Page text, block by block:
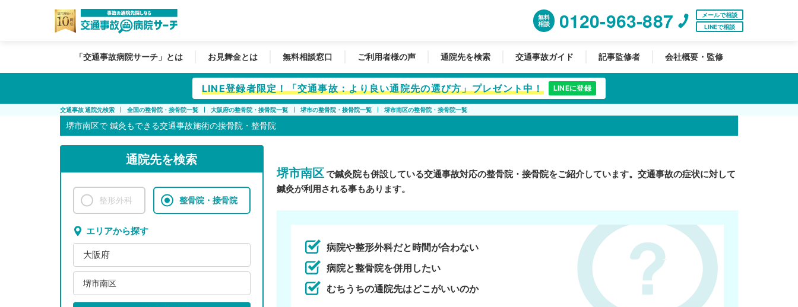
無料
相談
0120-963-887
メールで相談
LINEで相談
「交通事故病院サーチ」とは お見舞金とは 無料相談窓口 ご利用者様の声 通院先を検索 交通事故ガイド 記事監修者 会社概要・監修
LINE登録者限定！「交通事故：より良い通院先の選び方」プレゼント中！ LINEに登録
交通事故 通院先検索 全国の整骨院・接骨院一覧 大阪府の整骨院・接骨院一覧 堺市の整骨院・接骨院一覧 堺市南区の整骨院・接骨院一覧
堺市南区で 鍼灸もできる交通事故施術の接骨院・整骨院
通院先を検索
整形外科 整骨院・接骨院
エリアから探す
大阪府
堺市南区
堺市南区で鍼灸院も併設している交通事故対応の整骨院・接骨院をご紹介しています。交通事故の症状に対して
鍼灸が利用される事もあります。
病院や整形外科だと時間が合わない
病院と整骨院を併用したい
むちうちの通院先はどこがいいのか